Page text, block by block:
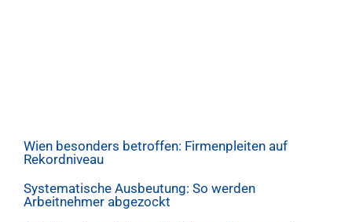
Wien besonders betroffen: Firmenpleiten auf
Rekordniveau
Systematische Ausbeutung: So werden
Arbeitnehmer abgezockt